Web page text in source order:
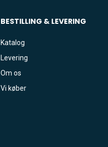
BESTILLING & LEVERING
Katalog
Levering
Om os
Vi køber